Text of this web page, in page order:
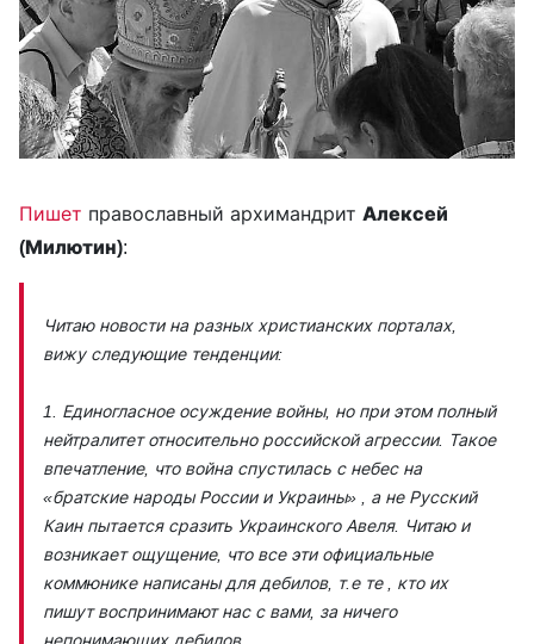
Пишет православный архимандрит Алексей
(Милютин):
Читаю новости на разных христианских порталах,
вижу следующие тенденции:
1. Единогласное осуждение войны, но при этом полный
нейтралитет относительно российской агрессии. Такое
впечатление, что война спустилась с небес на
«братские народы России и Украины» , а не Русский
Каин пытается сразить Украинского Авеля. Читаю и
возникает ощущение, что все эти официальные
коммюнике написаны для дебилов, т.е те , кто их
пишут воспринимают нас с вами, за ничего
непонимающих дебилов.